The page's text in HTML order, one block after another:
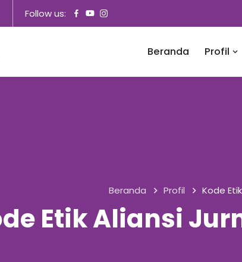
Follow us:
Beranda Profil
Beranda Profil Kode
Etik Aliansi